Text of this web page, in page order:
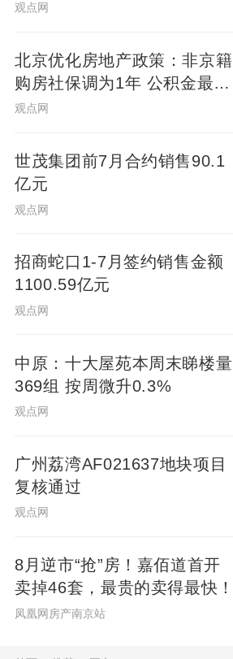
观点网
北京优化房地产政策：非京籍
购房社保调为1年 公积金最高
可贷340万元
观点网
世茂集团前7月合约销售90.1
亿元
观点网
招商蛇口1-7月签约销售金额
1100.59亿元
观点网
中原：十大屋苑本周末睇楼量
369组 按周微升0.3%
观点网
广州荔湾AF021637地块项目
复核通过
观点网
8月逆市“抢”房！嘉佰道首开
卖掉46套，最贵的卖得最快！
凤凰网房产南京站